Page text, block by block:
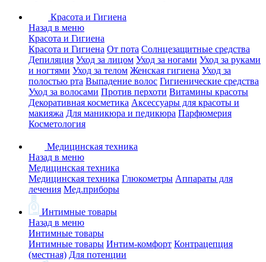
Красота и Гигиена
Назад в меню
Красота и Гигиена
Красота и Гигиена От пота Солнцезащитные средства
Депиляция Уход за лицом Уход за ногами Уход за руками
и ногтями Уход за телом Женская гигиена Уход за
полостью рта Выпадение волос Гигиенические средства
Уход за волосами Против перхоти Витамины красоты
Декоративная косметика Аксессуары для красоты и
макияжа Для маникюра и педикюра Парфюмерия
Косметология
Медицинская техника
Назад в меню
Медицинская техника
Медицинская техника Глюкометры Аппараты для
лечения Мед.приборы
Интимные товары
Назад в меню
Интимные товары
Интимные товары Интим-комфорт Контрацепция
(местная) Для потенции